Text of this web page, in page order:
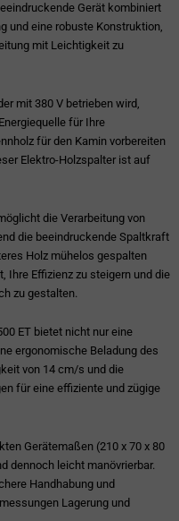
Gerät kombiniert
und eine robuste Konstruktion,
mit Leichtigkeit zu
mit 380 V betrieben wird,
für Ihre
für den Kamin vorbereiten
Elektro-Holzspalter ist auf
die Verarbeitung von
die beeindruckende Spaltkraft
Holz mühelos gespalten
Ihre Effizienz zu steigern und die
zu gestalten.
ET bietet nicht nur eine
ergonomische Beladung des
von 14 cm/s und die
für eine effiziente und zügige
Gerätemaßen (210 x 70 x 80
dennoch leicht manövrierbar.
Handhabung und
Lagerung und